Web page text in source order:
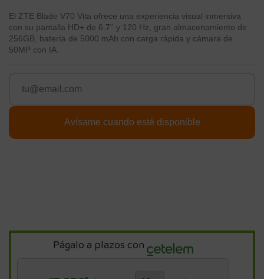
El ZTE Blade V70 Vita ofrece una experiencia visual inmersiva
con su pantalla HD+ de 6.7'' y 120 Hz, gran almacenamiento de
256GB, batería de 5000 mAh con carga rápida y cámara de
50MP con IA.
Págalo a plazos con